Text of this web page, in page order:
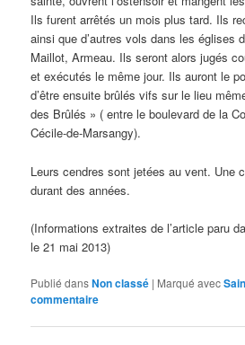
Ils furent arrêtés un mois plus tard. Ils
ainsi que d’autres vols dans les églises
Maillot, Armeau. Ils seront alors jugés
et exécutés le même jour. Ils auront le
d’être ensuite brûlés vifs sur le lieu
des Brûlés » ( entre le boulevard de la
Cécile-de-Marsangy).
Leurs cendres sont jetées au vent. Une
durant des années.
(Informations extraites de l’article paru
le 21 mai 2013)
Publié dansNon classé | Marqué avec
commentaire